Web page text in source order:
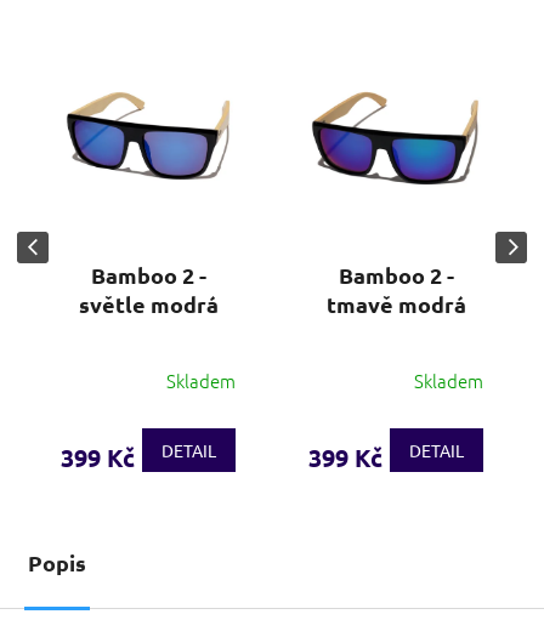
Bamboo 2 -
světle modrá
Skladem
399 Kč DETAIL
Bamboo 2 -
tmavě modrá
Skladem
399 Kč DETAIL
Popis